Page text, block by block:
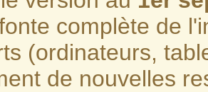
complète de
(ordinateurs,
de nouvelles